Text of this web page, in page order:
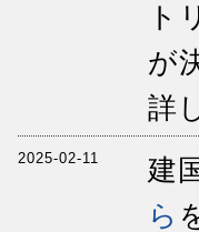
ト
が
詳
2025-02-11
建
ら